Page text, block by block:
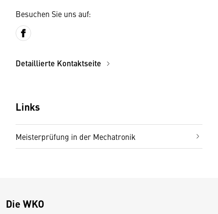
Besuchen Sie uns auf:
Detaillierte Kontaktseite
Links
Meisterprüfung in der Mechatronik
Die WKO